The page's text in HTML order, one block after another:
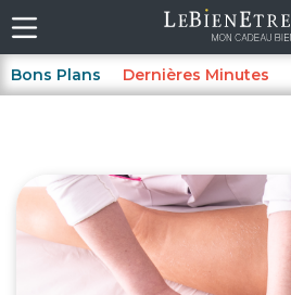
Bons Plans Dernières Minutes